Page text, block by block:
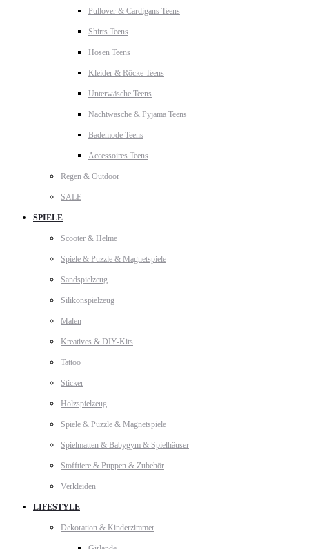
Pullover & Cardigans Teens
Shirts Teens
Hosen Teens
Kleider & Röcke Teens
Unterwäsche Teens
Nachtwäsche & Pyjama Teens
Bademode Teens
Accessoires Teens
Regen & Outdoor
SALE
SPIELE
Scooter & Helme
Spiele & Puzzle & Magnetspiele
Sandspielzeug
Silikonspielzeug
Malen
Kreatives & DIY-Kits
Tattoo
Sticker
Holzspielzeug
Spiele & Puzzle & Magnetspiele
Spielmatten & Babygym & Spielhäuser
Stofftiere & Puppen & Zubehör
Verkleiden
LIFESTYLE
Dekoration & Kinderzimmer